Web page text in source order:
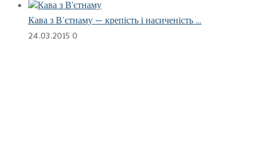
Кава з В’єтнаму — крепість і насиченість …
24.03.20150